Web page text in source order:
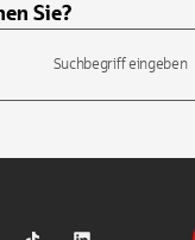
Sie?